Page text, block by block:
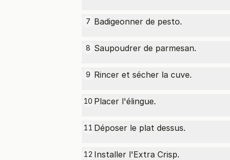
7 Badigeonner de pesto.
8 Saupoudrer de parmesan.
9 Rincer et sécher la cuve.
10 Placer l'élingue.
11 Déposer le plat dessus.
12 Installer l'Extra Crisp.